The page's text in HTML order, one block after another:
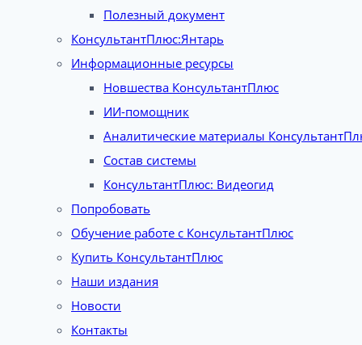
Полезный документ
КонсультантПлюс:Янтарь
Информационные ресурсы
Новшества КонсультантПлюс
ИИ-помощник
Аналитические материалы
Состав системы
КонсультантПлюс: Видеогид
Попробовать
Обучение работе с КонсультантПлюс
Купить КонсультантПлюс
Наши издания
Новости
Контакты